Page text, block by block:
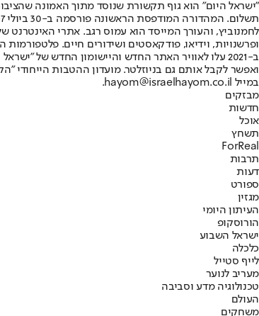
"ישראל היום" הוא גוף תקשורת שנוסד מתוך האמונה
ופרשנויות, וידיאו, פודקאסטים ושידורים חיים. פלטפורמות
ב-2021 עלו לאוויר האתר החדש והיישומון החדש של
ואפשר לקבל אותם גם בניוזלטר. מועדון ההטבות הייחודי
במייל hayom@israelhayom.co.il.
מבזקים
חדשות
אוכל
תשחץ
ForReal
תרבות
דעות
ספורט
מגזין
העיתון היומי
הורוסקופ
ישראל השבוע
כלכלה
לייף סטייל
מעריב לנוער
טכנולוגיה מדע וסביבה
העולם
משחקים